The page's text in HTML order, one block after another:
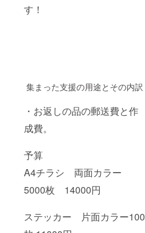
す！
集まった支援の用途とその内訳
・お返しの品の郵送費と作
成費。
予算
A4チラシ 両面カラー
5000枚 14000円
ステッカー 片面カラー100